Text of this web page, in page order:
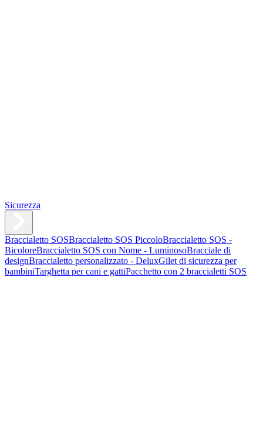
Sicurezza
Braccialetto SOSBraccialetto SOS PiccoloBraccialetto SOS -
BicoloreBraccialetto SOS con Nome - LuminosoBracciale di
designBraccialetto personalizzato - DeluxGilet di sicurezza per
bambiniTarghetta per cani e gattiPacchetto con 2 braccialetti SOS